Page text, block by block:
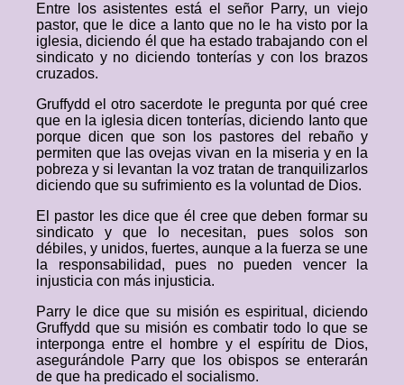
Entre los asistentes está el señor Parry, un viejo
pastor, que le dice a Ianto que no le ha visto por la
iglesia, diciendo él que ha estado trabajando con el
sindicato y no diciendo tonterías y con los brazos
cruzados.
Gruffydd el otro sacerdote le pregunta por qué cree
que en la iglesia dicen tonterías, diciendo Ianto que
porque dicen que son los pastores del rebaño y
permiten que las ovejas vivan en la miseria y en la
pobreza y si levantan la voz tratan de tranquilizarlos
diciendo que su sufrimiento es la voluntad de Dios.
El pastor les dice que él cree que deben formar su
sindicato y que lo necesitan, pues solos son
débiles, y unidos, fuertes, aunque a la fuerza se une
la responsabilidad, pues no pueden vencer la
injusticia con más injusticia.
Parry le dice que su misión es espiritual, diciendo
Gruffydd que su misión es combatir todo lo que se
interponga entre el hombre y el espíritu de Dios,
asegurándole Parry que los obispos se enterarán
de que ha predicado el socialismo.